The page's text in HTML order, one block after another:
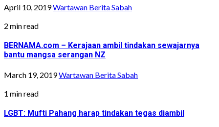
April 10, 2019Wartawan Berita Sabah
2 min read
BERNAMA.com – Kerajaan ambil tindakan sewajarnya
bantu mangsa serangan NZ
March 19, 2019Wartawan Berita Sabah
1 min read
LGBT: Mufti Pahang harap tindakan tegas diambil